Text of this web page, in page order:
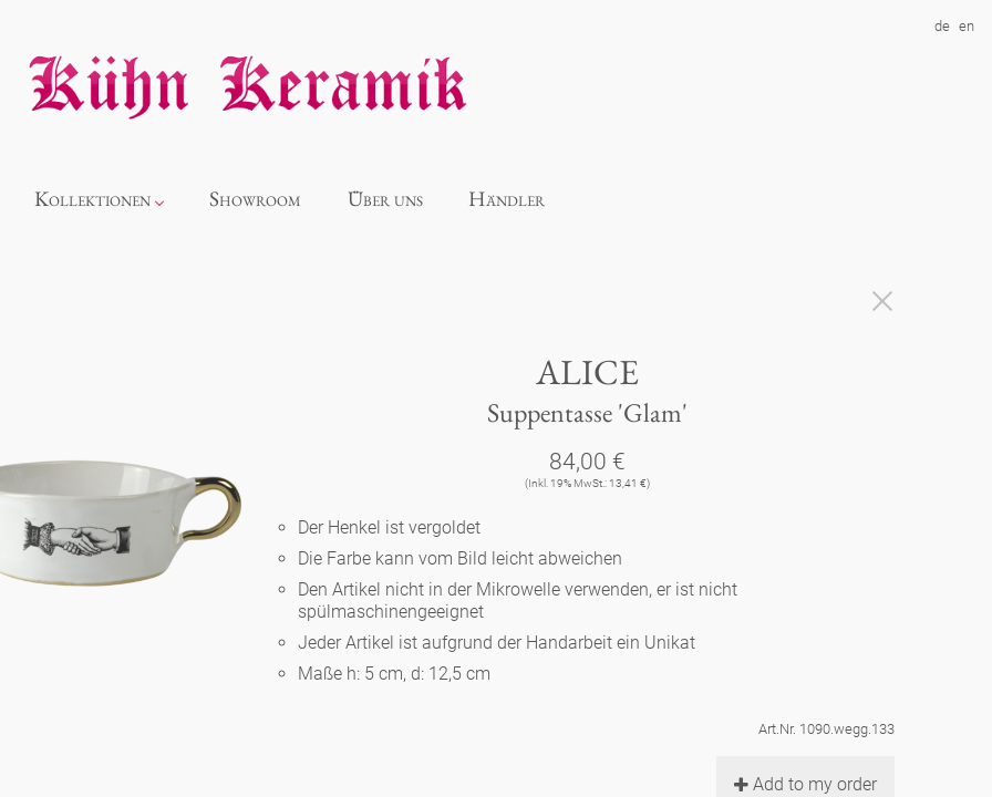
de en
Kollektionen
Souvenir
Showroom Über uns Händler
ALICE
Suppentasse 'Glam'
84,00 €
(Inkl. 19% MwSt.: 13,41 €)
Der Henkel ist vergoldet
Die Farbe kann vom Bild leicht abweichen
Den Artikel nicht in der Mikrowelle verwenden, er ist nicht
spülmaschinengeeignet
Jeder Artikel ist aufgrund der Handarbeit ein Unikat
Maße h: 5 cm, d: 12,5 cm
Art.Nr. 1090.wegg.133
Add to my order